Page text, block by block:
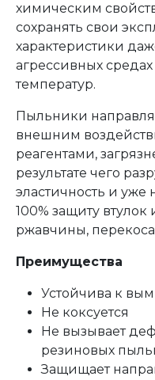
химическим
сохранять свои
характеристики
агрессивных
температур.
Пыльники
внешним
реагентами,
результате чего
эластичность и уже
100% защиту
ржавчины,
Преимущества
Устойчива к
Не коксуется
Не вызывает
резиновых
Защищает